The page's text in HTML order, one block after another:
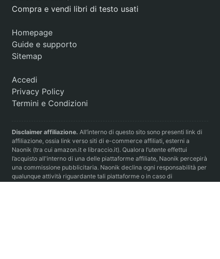
Compra e vendi libri di testo usati
Homepage
Guide e supporto
Sitemap
Accedi
Privacy Policy
Termini e Condizioni